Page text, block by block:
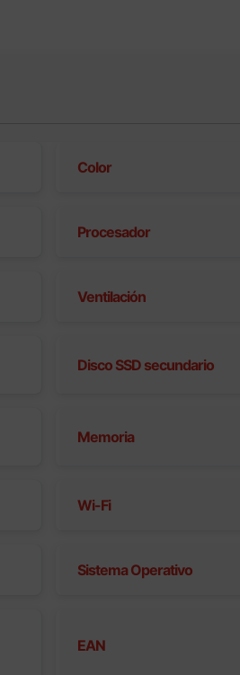
Color
Procesador
Ventilación
Disco SSD secundario
Memoria
Wi-Fi
Sistema Operativo
EAN